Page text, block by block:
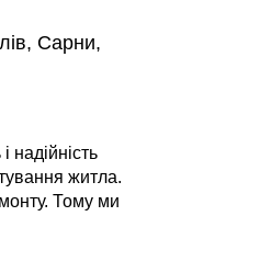
Сарни,
надійність
житла.
Тому ми